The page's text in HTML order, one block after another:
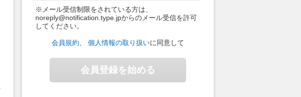
※メール受信制限をされている方は、
noreply@notification.type.jpからのメール受信を許可
してください。
会員規約 個人情報の取り扱いに同意して
会員登録を始める